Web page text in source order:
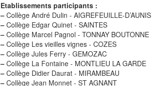
Etablissements participants :
– Collège André Dulin - AIGREFEUILLE-D’AUNIS
– Collège Edgar Quinet - SAINTES
– Collège Marcel Pagnol - TONNAY BOUTONNE
– Collège Les vieilles vignes - COZES
– Collège Jules Ferry - GEMOZAC
– Collège La Fontaine - MONTLIEU LA GARDE
– Collège Didier Daurat - MIRAMBEAU
– Collège Jean Monnet - ST AGNANT